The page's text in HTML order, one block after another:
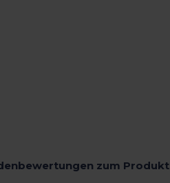
zum Produkt